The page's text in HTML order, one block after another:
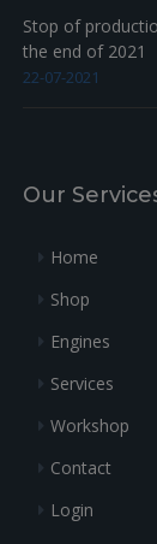
Stop of
the end of 2021
22-07-2021
Our
Home
Shop
Engines
Services
Workshop
Contact
Login